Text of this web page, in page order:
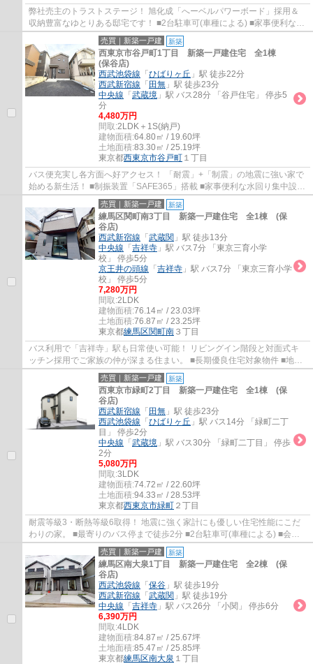
弊社売主のトラストステージ！ 旭化成「へーベルパワーボード」採用＆
収納豊富なゆとりある邸宅です！ ■2台駐車可(車種による) ■家事便利な水
回り集中設計 ■LDK17帖以上(折上天井採用...
売買｜新築一戸建 新築
西東京市谷戸町1丁目 新築一戸建住宅 全1棟
(保谷店)
西武池袋線 「 ひばりヶ丘 」駅 徒歩22分
西武新宿線 「 田無 」駅 徒歩23分
中央線 「 武蔵境 」駅 バス28分 「谷戸住宅」 停歩5
分
4,480万円
間取:2LDK＋1S(納戸)
建物面積:64.80㎡ / 19.60坪
土地面積:83.30㎡ / 25.19坪
東京都西東京市谷戸町 １丁目
バス便充実し各方面へ好アクセス！ 「耐震」+「制震」の地震に強い家で
始める新生活！ ■制振装置「SAFE365」搭載 ■家事便利な水回り集中設計
■プライバシー重視の2階リビング ■浄水器...
売買｜新築一戸建 新築
練馬区関町南3丁目 新築一戸建住宅 全1棟 (保
谷店)
西武新宿線 「 武蔵関 」駅 徒歩13分
中央線 「 吉祥寺 」駅 バス7分 「東京三育小学
校」 停歩5分
京王井の頭線 「 吉祥寺 」駅 バス7分 「東京三育小学
校」 停歩5分
7,280万円
間取:2LDK
建物面積:76.14㎡ / 23.03坪
土地面積:76.87㎡ / 23.25坪
東京都練馬区関町南 ３丁目
バス利用で「吉祥寺」駅も日常使い可能！ リビングイン階段と対面式キ
ッチン採用でご家族の仲が深まる住まい。 ■長期優良住宅対象物件 ■地震
に強い家(耐震等級3) ■家事便利な水回り集...
売買｜新築一戸建 新築
西東京市緑町2丁目 新築一戸建住宅 全1棟 (保
谷店)
西武新宿線 「 田無 」駅 徒歩23分
西武池袋線 「 ひばりヶ丘 」駅 バス14分 「緑町二丁
目」 停歩2分
中央線 「 武蔵境 」駅 バス30分 「緑町二丁目」 停歩
2分
5,080万円
間取:3LDK
建物面積:74.72㎡ / 22.60坪
土地面積:94.33㎡ / 28.53坪
東京都西東京市緑町 ２丁目
耐震等級3・断熱等級6取得！ 地震に強く家計にも優しい住宅性能にこだ
わりの家。 ■最寄りのバス停まで徒歩2分 ■2台駐車可(車種による) ■会話
が弾む対面式キッチン ■陽当たり良好な南...
売買｜新築一戸建 新築
練馬区南大泉1丁目 新築一戸建住宅 全2棟 (保
谷店)
西武池袋線 「 保谷 」駅 徒歩19分
西武新宿線 「 武蔵関 」駅 徒歩19分
中央線 「 吉祥寺 」駅 バス26分 「小関」 停歩6分
6,390万円
間取:4LDK
建物面積:84.87㎡ / 25.67坪
土地面積:85.47㎡ / 25.85坪
東京都練馬区南大泉 １丁目